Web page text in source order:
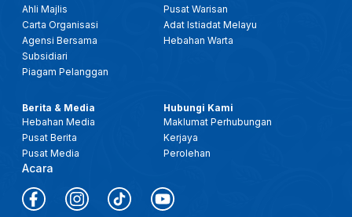
Ahli Majlis
Carta Organisasi
Agensi Bersama
Subsidiari
Piagam Pelanggan
Pusat Warisan
Adat Istiadat Melayu
Hebahan Warta
Berita & Media
Hebahan Media
Pusat Berita
Pusat Media
Acara
Hubungi Kami
Maklumat Perhubungan
Kerjaya
Perolehan